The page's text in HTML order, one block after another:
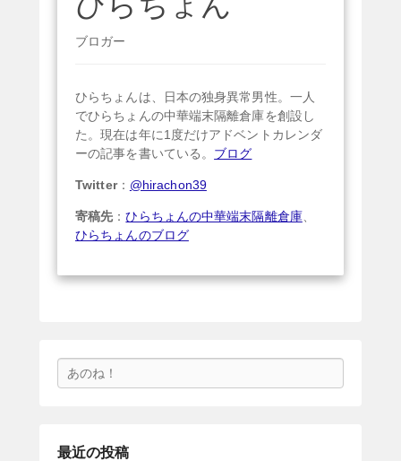
ブロガー
ひらちょんは、日本の独身異常男性。一人
でひらちょんの中華端末隔離倉庫を創設し
た。現在は年に1度だけアドベントカレンダ
ーの記事を書いている。 ブログ
Twitter： @hirachon39
寄稿先 ：ひらちょんの中華端末隔離倉庫、
ひらちょんのブログ
索
最近の投稿